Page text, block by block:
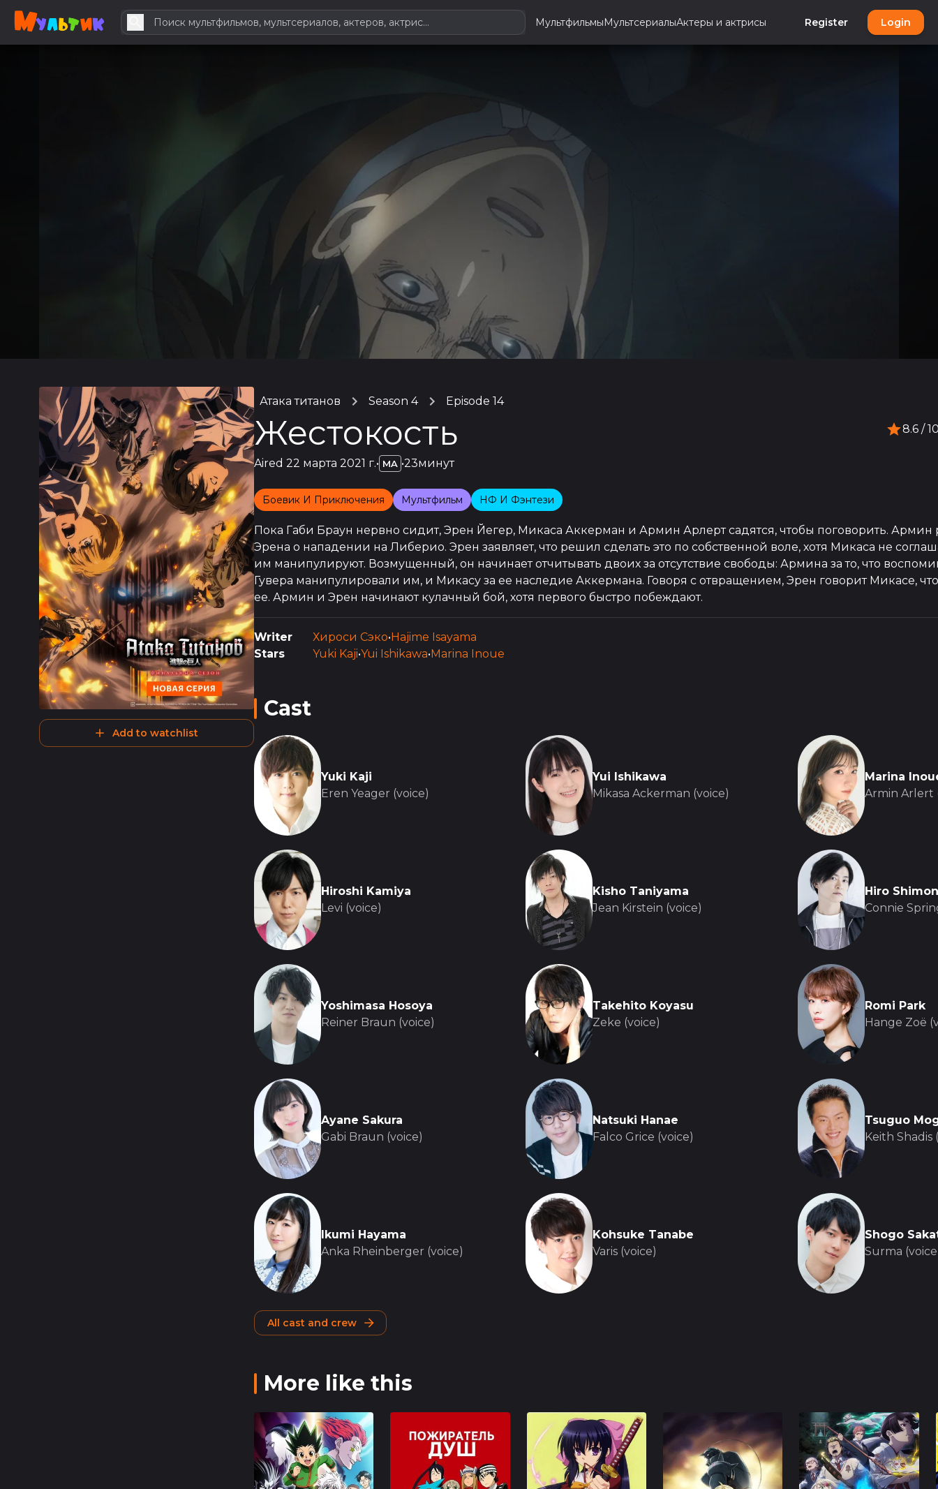
МультфильмыМультсериалыАктеры и актрисы Register Login
Add to watchlist
Атака титанов Season 4 Episode 14
Жестокость
Aired 22 марта 2021 г.• MA •23минут
8.6 /
Боевик И Приключения Мультфильм НФ И Фэнтези
Пока Габи Браун нервно сидит, Эрен Йегер, Микаса Аккерман и Армин Арлерт садятся, чтобы поговорить. Армин
Эрена о нападении на Либерио. Эрен заявляет, что решил сделать это по собственной воле, хотя Микаса не
им манипулируют. Возмущенный, он начинает отчитывать двоих за отсутствие свободы: Армина за то, что
Гувера манипулировали им, и Микасу за ее наследие Аккермана. Говоря с отвращением, Эрен говорит Микасе,
ее. Армин и Эрен начинают кулачный бой, хотя первого быстро побеждают.
Writer Хироси Сэко•Hajime Isayama
Stars
Yuki Kaji•Yui Ishikawa•Marina Inoue
Cast
Yuki Kaji
Eren Yeager (voice)
Yui Ishikawa
Mikasa Ackerman (voice)
Marina
Armin Arlert
Hiroshi Kamiya
Levi (voice)
Kisho Taniyama
Jean Kirstein (voice)
Hiro
Connie
Yoshimasa Hosoya
Reiner Braun (voice)
Takehito Koyasu
Zeke (voice)
Romi Park
Hange Zoë
Ayane Sakura
Gabi Braun (voice)
Natsuki Hanae
Falco Grice (voice)
Tsuguo
Keith Shadis
Ikumi Hayama
Anka Rheinberger (voice)
Kohsuke Tanabe
Varis (voice)
Shogo
Surma
All cast and crew
More like this